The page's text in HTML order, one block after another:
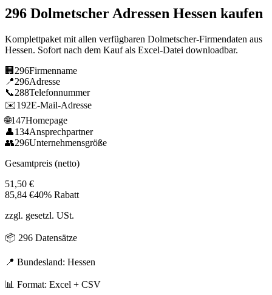
296 Dolmetscher Adressen Hessen kaufen
Komplettpaket mit allen verfügbaren Dolmetscher-Firmendaten aus
Hessen. Sofort nach dem Kauf als Excel-Datei downloadbar.
🏢 296Firmenname
📍296Adresse
📞288Telefonnummer
✉️192E-Mail-Adresse
🌐147Homepage
👤134Ansprechpartner
👥296Unternehmensgröße
Gesamtpreis (netto)
51,50 €
85,84 €40% Rabatt
zzgl. gesetzl. USt.
📦 296 Datensätze
📍 Bundesland: Hessen
📊 Format: Excel + CSV